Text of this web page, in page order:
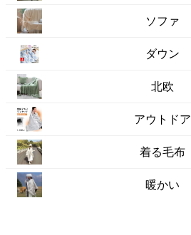
ソファ
ダウン
北欧
アウトドア
着る毛布
暖かい